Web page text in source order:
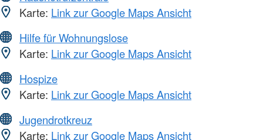
Karte: Link zur Google Maps Ansicht
Hilfe für Wohnungslose
Karte: Link zur Google Maps Ansicht
Hospize
Karte: Link zur Google Maps Ansicht
Jugendrotkreuz
Karte: Link zur Google Maps Ansicht